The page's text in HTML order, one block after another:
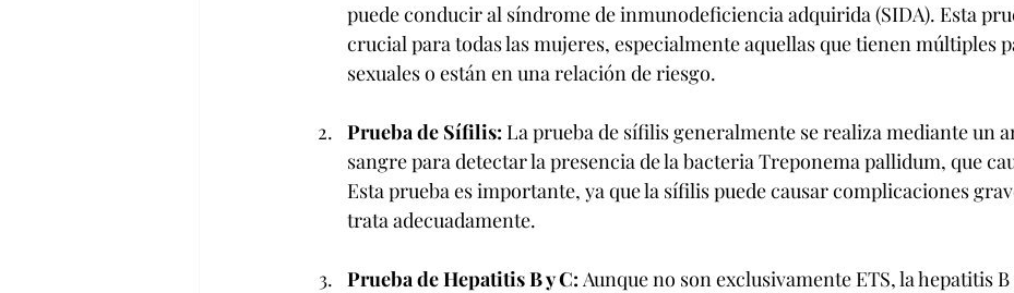
puede conducir al síndrome de inmunodeficiencia adquirida (SIDA). Esta
crucial para todas las mujeres, especialmente aquellas que tienen múltiples
sexuales o están en una relación de riesgo.
Prueba de Sífilis: La prueba de sífilis generalmente se realiza mediante un
sangre para detectar la presencia de la bacteria Treponema pallidum, que
Esta prueba es importante, ya que la sífilis puede causar complicaciones
trata adecuadamente.
Prueba de Hepatitis B y C: Aunque no son exclusivamente ETS, la hepatitis B